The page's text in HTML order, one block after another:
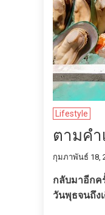
Lifestyle
ตามคำ
กุมภาพันธ์ 18,
กลับมาอีกค
วันพุธจนถึง